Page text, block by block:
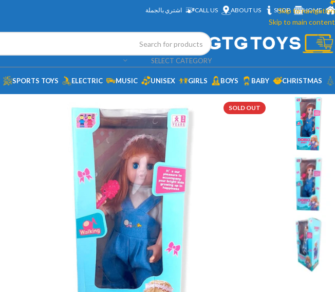
Skip to navigation
Skip to main content
HOME
SHOP
ABOUT US
CALL US اشتري بالجملة
SELECT CATEGORY
CHRISTMAS
BABY
BOYS
GIRLS
UNISEX
MUSIC
ELECTRIC
SPORTS TOYS
SOLD OUT